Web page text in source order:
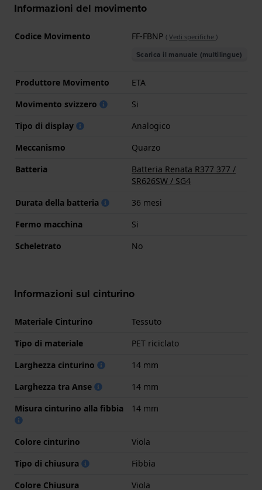
Informazioni del movimento
Codice Movimento FF-FBNP ( Vedi specifiche )
Scarica il manuale (multilingue)
Produttore Movimento
ETA
Movimento svizzero
Si
Tipo di display
Analogico
Meccanismo
Quarzo
Batteria
Batteria Renata R377 377 /
SR626SW / SG4
Durata della batteria
36 mesi
Fermo macchina
Si
Scheletrato
No
Informazioni sul cinturino
Materiale Cinturino
Tessuto
Tipo di materiale
PET riciclato
Larghezza cinturino
14 mm
Larghezza tra Anse
14 mm
Misura cinturino alla fibbia
14 mm
Colore cinturino
Viola
Tipo di chiusura
Fibbia
Colore Chiusura
Viola